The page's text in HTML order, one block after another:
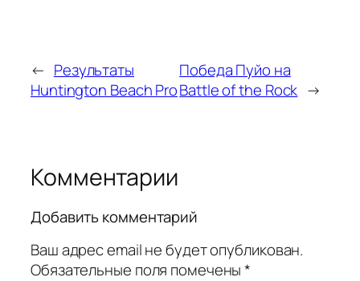
← Результаты
Huntington Beach Pro
Победа Пуйо на
Battle of the Rock →
Комментарии
Добавить комментарий
Ваш адрес email не будет опубликован.
Обязательные поля помечены*